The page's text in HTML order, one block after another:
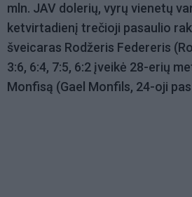
mln. JAV dolerių, vyrų vienetų
ketvirtadienį trečioji pasaulio
šveicaras Rodžeris Federeris
3:6, 6:4, 7:5, 6:2 įveikė 28-erių
Monfisą (Gael Monfils, 24-oji